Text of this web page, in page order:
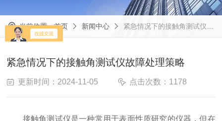
当前位置：首页 新闻中心 紧急情况下的接触角测试仪故障处理策略
紧急情况下的接触角测试仪故障处理策略
更新时间：2024-11-05 点击次数：1178
接触角测试仪是一种常用于表面性质研究的仪器，但在